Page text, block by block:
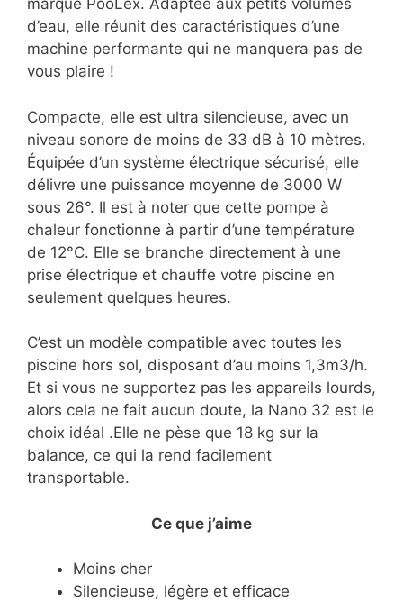
marque PooLex. Adaptée aux petits volumes
d’eau, elle réunit des caractéristiques d’une
machine performante qui ne manquera pas de
vous plaire !
Compacte, elle est ultra silencieuse, avec un
niveau sonore de moins de 33 dB à 10 mètres.
Équipée d’un système électrique sécurisé, elle
délivre une puissance moyenne de 3000 W
sous 26°. Il est à noter que cette pompe à
chaleur fonctionne à partir d’une température
de 12°C. Elle se branche directement à une
prise électrique et chauffe votre piscine en
seulement quelques heures.
C’est un modèle compatible avec toutes les
piscine hors sol, disposant d’au moins 1,3m3/h.
Et si vous ne supportez pas les appareils lourds,
alors cela ne fait aucun doute, la Nano 32 est le
choix idéal .Elle ne pèse que 18 kg sur la
balance, ce qui la rend facilement
transportable.
Ce que j’aime
Moins cher
Silencieuse, légère et efficace